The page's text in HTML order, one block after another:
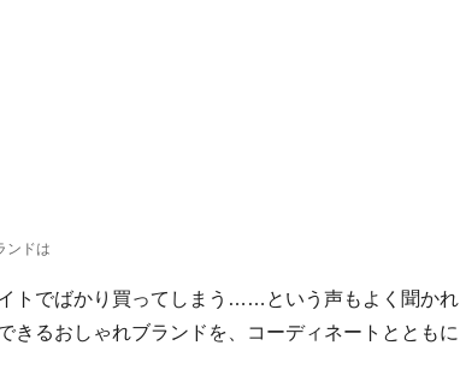
ンドは
トでばかり買ってしまう……という声もよく聞かれ
きるおしゃれブランドを、コーディネートとともに